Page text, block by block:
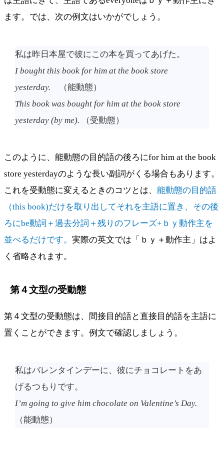
ます。では、次の例文はいかがでしょう。
私は昨日本屋で彼にこの本を買ってあげた。
I bought this book for him at the book store
yesterday. （能動態）
This book was bought for him at the book store
yesterday (by me). （受動態）
このように、能動態の目的語の後ろにfor him at the book
store yesterdayのような長い副詞がくる場合もあります。
これを受動態に変えるときのコツとは、 能動態の目的語
（this book)だけを取り出してそれを主語に置き、その後
ろにbe動詞＋過去分詞＋残りのフレーズ+ｂｙ動作主を
並べるだけです。 実際の英文では「ｂｙ＋動作主」はよ
く省略されます。
第４文型の受動態
第４文型の受動態は、間接目的語と直接目的語を主語に
置くことができます。例文で確認しましょう。
私はバレンタインデーに、彼にチョコレートをあ
げるつもりです。
I’m going to give him chocolate on Valentine’s Day.
（能動態）